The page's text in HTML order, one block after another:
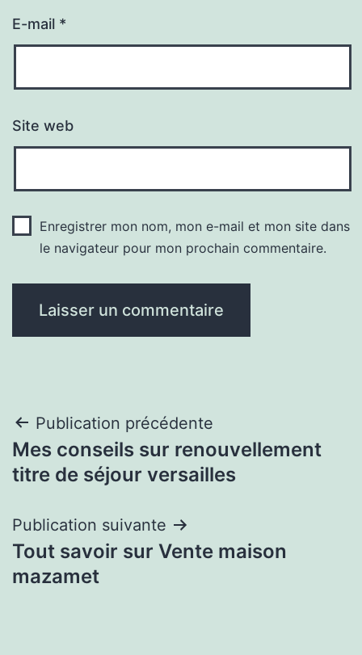
E-mail *
Site web
Enregistrer mon nom, mon e-mail et mon site dans
le navigateur pour mon prochain commentaire.
Navigation
de
Publication précédente
Mes conseils sur renouvellement
titre de séjour versailles
Publication suivante
Tout savoir sur Vente maison
mazamet